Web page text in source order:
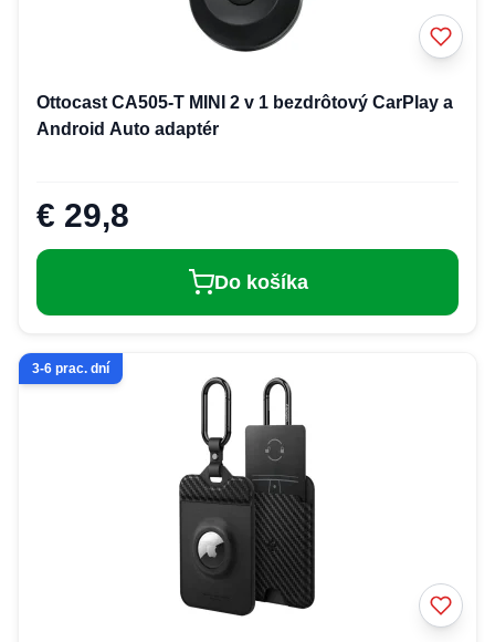
Ottocast CA505-T MINI 2 v 1 bezdrôtový CarPlay a
Android Auto adaptér
€ 29,8
Do košíka
3-6 prac. dní